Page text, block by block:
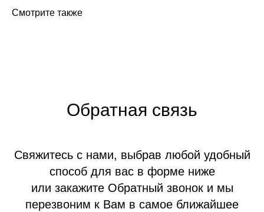
Смотрите также
Обратная связь
Свяжитесь с нами, выбрав любой удобный
способ для вас в форме ниже
или закажите Обратный звонок и мы
перезвоним к Вам в самое ближайшее